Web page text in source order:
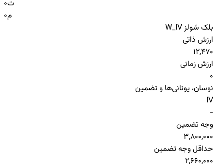
0ت
0م
بلک شولز W_IV
ارزش ذاتی
12,470
ارزش زمانی
0
نوسان، یونانی‌ها و تضمین
IV
-
وجه تضمین
3,800,000
حداقل وجه تضمین
2,660,000